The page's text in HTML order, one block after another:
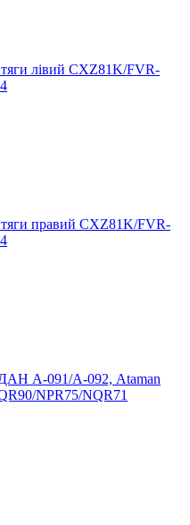
тяги лівий CXZ81K/FVR-
тяги правий CXZ81K/FVR-
А-091/А-092, Ataman
NPR75/NQR71